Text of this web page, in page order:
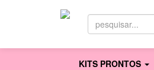
KITS PRONTOS